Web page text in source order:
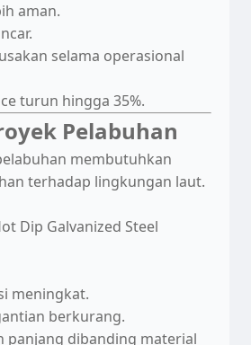
aman.
selama operasional
turun hingga 35%.
Pelabuhan
membutuhkan
terhadap lingkungan laut.
Dip Galvanized Steel
meningkat.
berkurang.
panjang dibanding material